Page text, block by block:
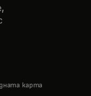
карта